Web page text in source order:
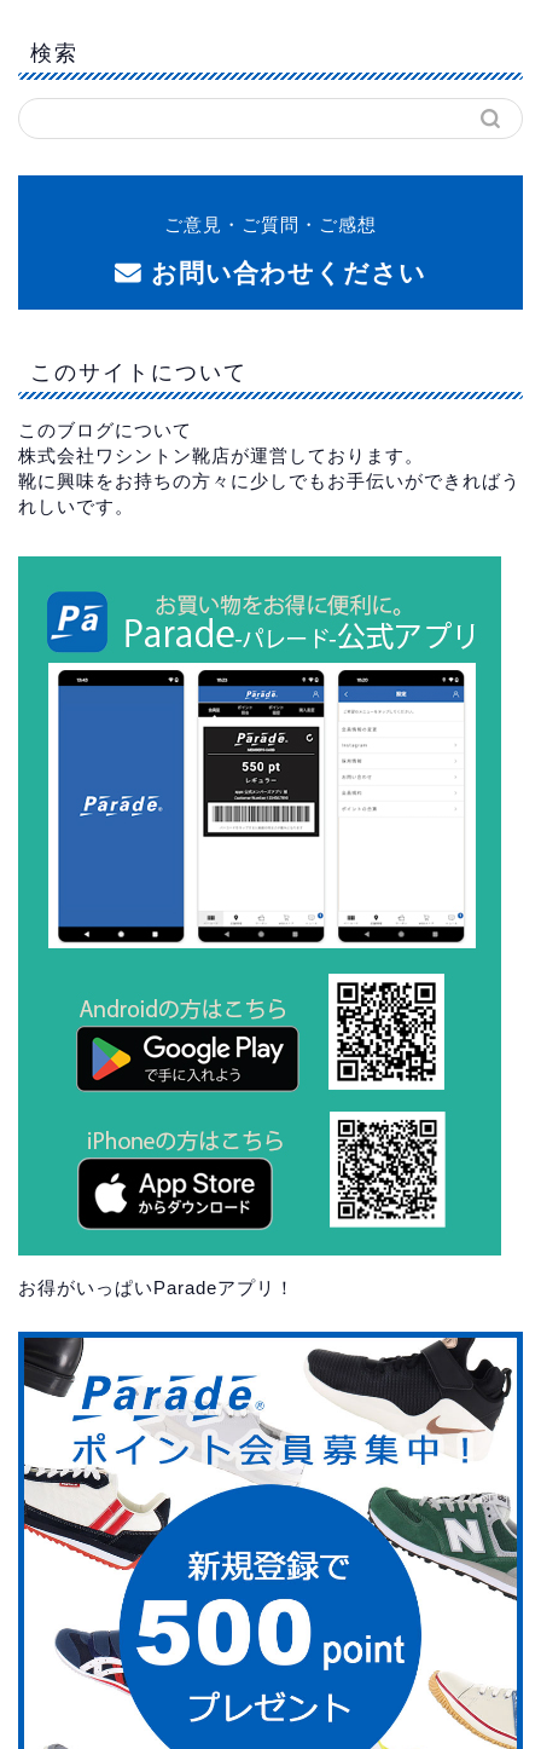
検索
ご意見・ご質問・ご感想
お問い合わせください
このサイトについて
このブログについて
株式会社ワシントン靴店が運営しております。
靴に興味をお持ちの方々に少しでもお手伝いができればう
れしいです。
お得がいっぱいParadeアプリ！